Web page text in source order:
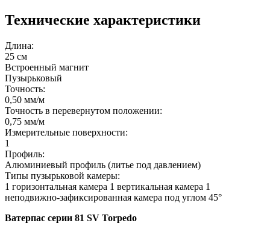
Технические характеристики
Длина:
25 см
Встроенный магнит
Пузырьковый
Точность:
0,50 мм/м
Точность в перевернутом положении:
0,75 мм/м
Измерительные поверхности:
1
Профиль:
Алюминиевый профиль (литье под давлением)
Типы пузырьковой камеры:
1 горизонтальная камера 1 вертикальная камера 1
неподвижно-зафиксированная камера под углом 45°
Ватерпас серии 81 SV Torpedo